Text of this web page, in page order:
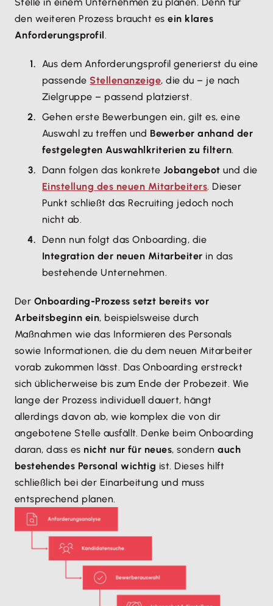
den weiteren Prozess braucht esein klares
Anforderungsprofil.
Aus dem Anforderungsprofil generierst du eine
passende Stellenanzeige, die du – je nach
Zielgruppe – passend platzierst.
Gehen erste Bewerbungen ein, gilt es, eine
Auswahl zu treffen und Bewerber anhand der
festgelegten Auswahlkriterien zu filtern.
Dann folgen das konkrete Jobangebot und die
Einstellung des neuen Mitarbeiters. Dieser
Punkt schließt das Recruiting jedoch noch
nicht ab.
Denn nun folgt das Onboarding, die
Integration der neuen Mitarbeiter in das
bestehende Unternehmen.
Der Onboarding-Prozess setzt bereits vor
Arbeitsbeginn ein, beispielsweise durch
Maßnahmen wie das Informieren des Personals
sowie Informationen, die du dem neuen Mitarbeiter
vorab zukommen lässt. Das Onboarding erstreckt
sich üblicherweise bis zum Ende der Probezeit. Wie
lange der Prozess individuell dauert, hängt
allerdings davon ab, wie komplex die von dir
angebotene Stelle ausfällt. Denke beim Onboarding
daran, dass es nicht nur für neues, sondernauch
bestehendes Personal wichtig ist. Dieses hilft
schließlich bei der Einarbeitung und muss
entsprechend planen.